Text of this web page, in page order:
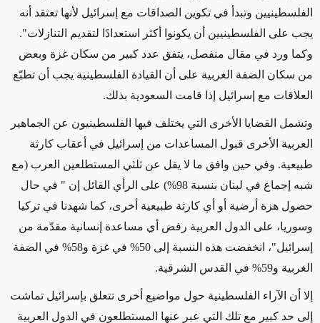
الفلسطينيين وتبدأ في تكوين الصداقات مع إسرائيل لأنها تعتقد أنه
يجب على الفلسطينيين أن يكونوا أكثر استعدادًا لتقديم التنازلات".
وكما ورد في مقال منفصل، يتفق عدد كبير من سكان غزة وبعض
من سكان الضفة الغربية على أن القيادة الفلسطينية يجب أن تطبّع
العلاقات مع إسرائيل إذا قامت السعودية بذلك.
وتشمل القضايا الأخرى التي يختلف فيها الفلسطينيون عن الجماهير
العربية الأخرى قبول المساعدات من إسرائيل في أعقاب كارثة
طبيعية. وفي حين وافق ما لا يقل عن ثلثي المستطلعين العرب (مع
شبه إجماع في لبنان بنسبة 98%) على الرأي القائل إن "
في حال
حصول هزة أرضية أو أي كارثة طبيعية أخرى، كما شهدنا في تركيا
وسوريا، على الدول العربية رفض أي مساعدة إنسانية مقدّمة من
إسرائيل"، انخفضت هذه النسبة إلى 50% في غزة و58% في الضفة
الغربية و59% في القدس الشرقية.
إلا أن الآراء الفلسطينية حول مواضيع أخرى تتعلق بإسرائيل تماشت
إلى حد كبير مع تلك التي عبر عنها المستطلعون في الدول العربية